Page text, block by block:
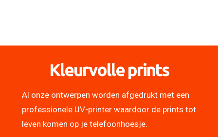
Kleurvolle prints
Al onze ontwerpen worden afgedrukt met een
professionele UV-printer waardoor de prints tot
leven komen op je telefoonhoesje.